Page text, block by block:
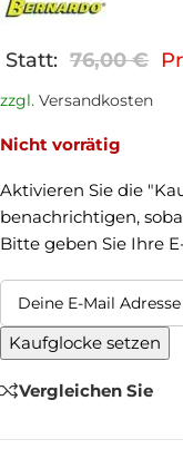
Statt: 76,00€
zzgl. Versandkosten
Nicht vorrätig
Aktivieren Sie die
benachrichtigen,
Bitte geben Sie Ihre
Kaufglocke setzen
Vergleichen Sie